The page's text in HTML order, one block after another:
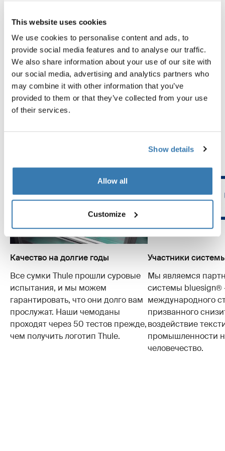
This website uses cookies
We use cookies to personalise content and ads, to
provide social media features and to analyse our traffic.
We also share information about your use of our site with
our social media, advertising and analytics partners who
may combine it with other information that you’ve
provided to them or that they’ve collected from your use
of their services.
Show details
Allow all
Customize
Максимально протестировано
В испытательном центре Thule Test Center™ в
Хиллерсторпе, Швеция, продукты подвергаются
экстремальным тестам. Наши сумки разработаны
так, чтобы быть с вами во всех ваших
приключениях, сохраняя ваши вещи в порядке и
защищая их от воздействия окружающей среды.
Ниже приведены лишь несколько примеров
проводимых тестов.
Узнайте больше о Thule Test Center
Качество на долгие годы
Все сумки Thule прошли суровые
испытания, и мы можем
гарантировать, что они долго вам
прослужат. Наши чемоданы
проходят через 50 тестов прежде,
чем получить логотип Thule.
Участники
Мы являемся
системы bluesign®
международного
призванного
воздействие
промышленности
человечество.